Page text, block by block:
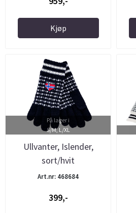
Kjøp
På lager i
S/M, L/XL
Ullvanter, Islender,
sort/hvit
Art.nr: 468684
399,-